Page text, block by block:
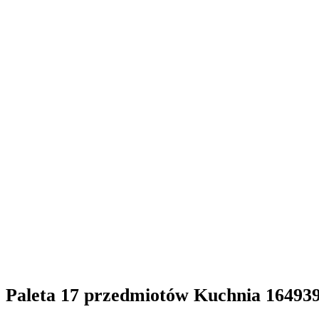
Paleta 17 przedmiotów Kuchnia